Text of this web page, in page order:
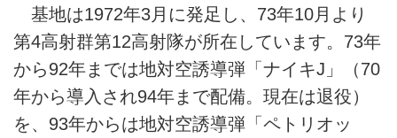
基地は1972年3月に発足し、73年10月より
第4高射群第12高射隊が所在しています。73年
から92年までは地対空誘導弾「ナイキJ」（70
年から導入され94年まで配備。現在は退役）
を、93年からは地対空誘導弾「ペトリオッ